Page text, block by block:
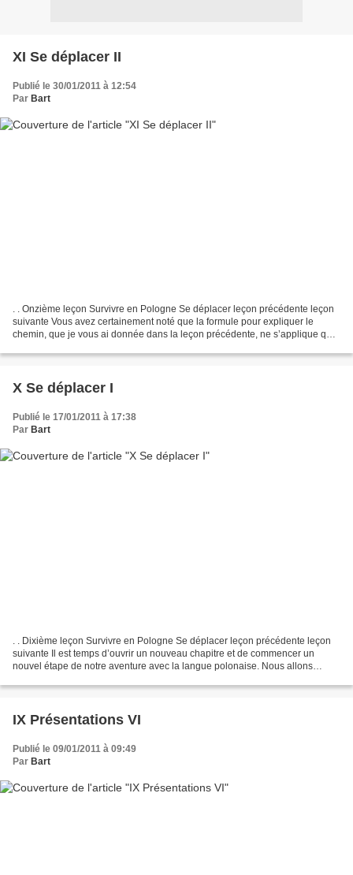
XI Se déplacer II
Publié le 30/01/2011 à 12:54
Par Bart
. . Onzième leçon Survivre en Pologne Se déplacer leçon précédente leçon
suivante Vous avez certainement noté que la formule pour expliquer le
chemin, que je vous ai donnée dans la leçon précédente, ne s’applique que
X Se déplacer I
Publié le 17/01/2011 à 17:38
Par Bart
. . Dixième leçon Survivre en Pologne Se déplacer leçon précédente leçon
suivante Il est temps d’ouvrir un nouveau chapitre et de commencer un
nouvel étape de notre aventure avec la langue polonaise. Nous allons
IX Présentations VI
Publié le 09/01/2011 à 09:49
Par Bart